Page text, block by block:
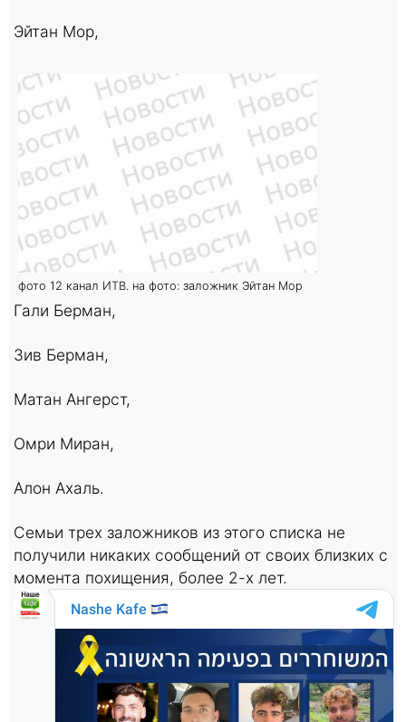
Эйтан Мор,
фото 12 канал ИТВ. на фото: заложник Эйтан Мор
Гали Берман,
Зив Берман,
Матан Ангерст,
Омри Миран,
Алон Ахаль.
Семьи трех заложников из этого списка не
получили никаких сообщений от своих близких с
момента похищения, более 2-х лет.